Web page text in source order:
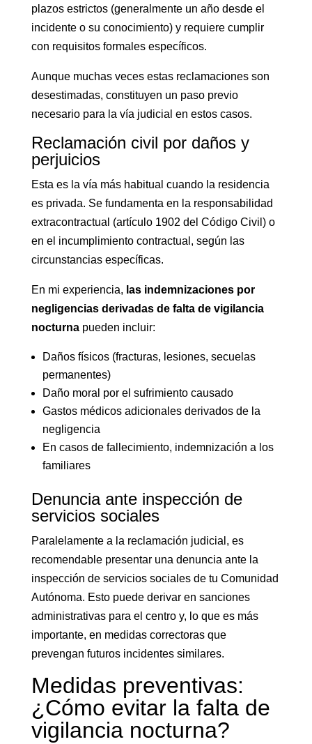
plazos estrictos (generalmente un año desde el
incidente o su conocimiento) y requiere cumplir
con requisitos formales específicos.
Aunque muchas veces estas reclamaciones son
desestimadas, constituyen un paso previo
necesario para la vía judicial en estos casos.
Reclamación civil por daños y
perjuicios
Esta es la vía más habitual cuando la residencia
es privada. Se fundamenta en la responsabilidad
extracontractual (artículo 1902 del Código Civil) o
en el incumplimiento contractual, según las
circunstancias específicas.
En mi experiencia, las indemnizaciones por
negligencias derivadas de falta de vigilancia
nocturnapueden incluir:
Daños físicos (fracturas, lesiones, secuelas
permanentes)
Daño moral por el sufrimiento causado
Gastos médicos adicionales derivados de la
negligencia
En casos de fallecimiento, indemnización a los
familiares
Denuncia ante inspección de
servicios sociales
Paralelamente a la reclamación judicial, es
recomendable presentar una denuncia ante la
inspección de servicios sociales de tu Comunidad
Autónoma. Esto puede derivar en sanciones
administrativas para el centro y, lo que es más
importante, en medidas correctoras que
prevengan futuros incidentes similares.
Medidas preventivas:
¿Cómo evitar la falta de
vigilancia nocturna?